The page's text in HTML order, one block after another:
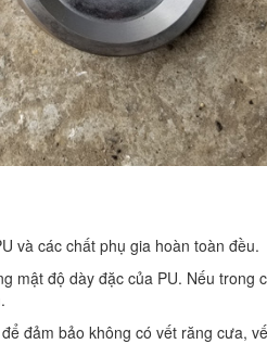
và các chất phụ gia hoàn toàn đều.
độ dày đặc của PU. Nếu
đảm bảo không có vết răng cưa,